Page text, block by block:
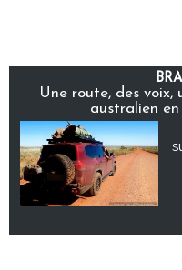
Une route, des voix,
australien